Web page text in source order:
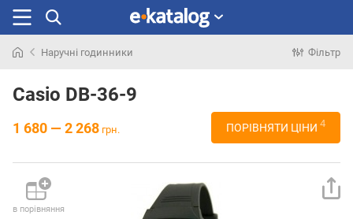
раніше
Наручні годинники Фільтр
Casio DB-36-9
1 680 — 2 268 грн. ПОРІВНЯТИ ЦІНИ 4
в порівняння